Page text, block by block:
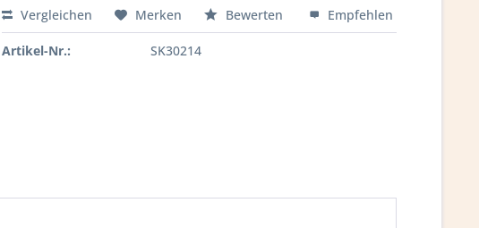
Vergleichen Merken Bewerten Empfehlen
Artikel-Nr.: SK30214